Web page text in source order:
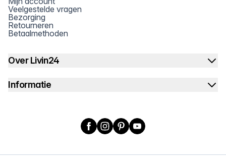
Veelgestelde vragen
Bezorging
Retourneren
Betaalmethoden
Over Livin24
Informatie
Facebook
Instagram
PinterestYouTube